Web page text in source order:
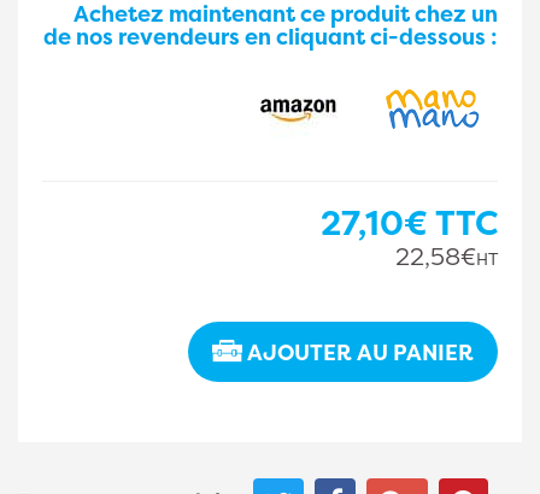
Achetez maintenant ce produit chez un
de nos revendeurs en cliquant ci-dessous :
27,10€TTC
22,58€HT
AJOUTER AU PANIER